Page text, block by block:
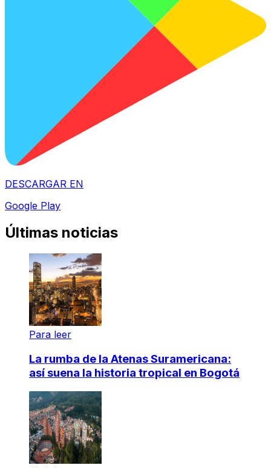
DESCARGAR EN
Google Play
Últimas noticias
Para leer
La rumba de la Atenas Suramericana:
así suena la historia tropical en Bogotá